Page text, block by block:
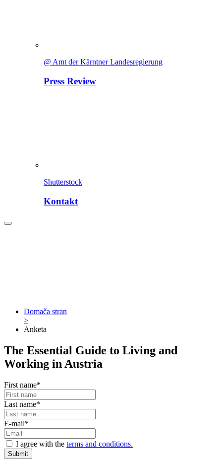
@ Amt der Kärntner Landesregierung
Press Review
Shutterstock
Kontakt
Domača stran
>
Anketa
The Essential Guide to Living and
Working in Austria
First name*
Last name*
E-mail*
I agree with the terms and conditions.
Submit